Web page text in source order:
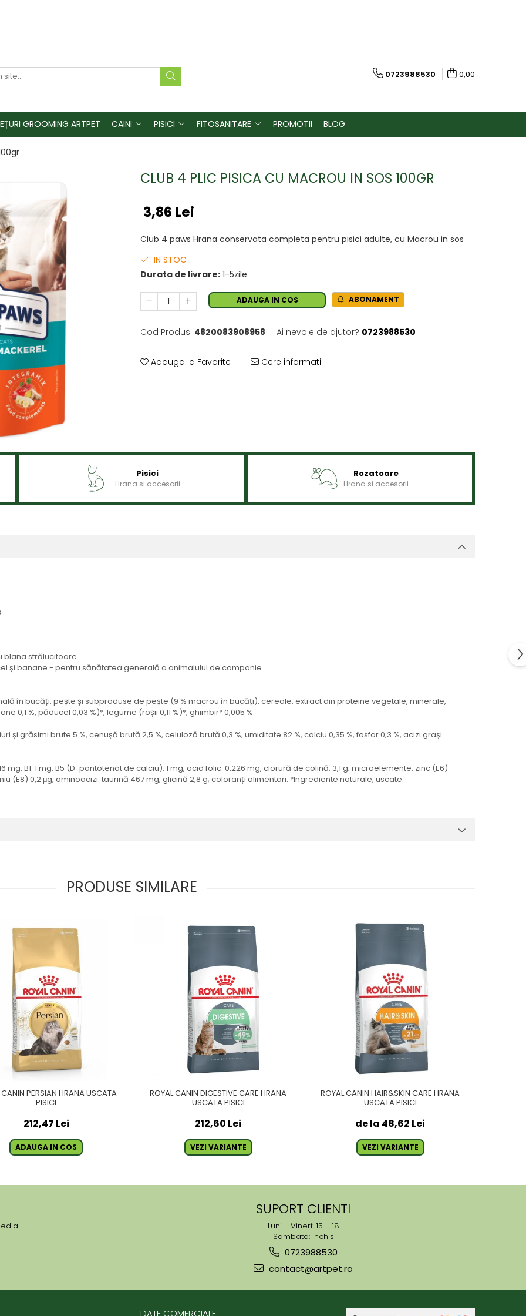
0723988530 0,00
GROOMING ARTPET CAINI PISICI FITOSANITARE PROMOTII BLOG
CLUB 4 PLIC PISICA CU MACROU IN SOS 100GR
3,86 Lei
Club 4 paws Hrana conservata completa pentru pisici adulte, cu Macrou in sos
IN STOC
Durata de livrare: 1-5zile
ADAUGA IN COS ABONAMENT
Cod Produs: 4820083908958 Ai nevoie de ajutor? 0723988530
Adauga la Favorite Cere informatii
Pisici
Hrana si accesorii
Rozatoare
Hrana si accesorii
blana strălucitoare
și banane - pentru sănătatea generală a animalului de companie
în bucăți, pește și subproduse de pește (9 % macrou în bucăți), cereale, extract din proteine vegetale, minerale,
0,1 %, păducel 0,03 %)*, legume (roșii 0,11 %)*, ghimbir* 0,005 %.
și grăsimi brute 5 %, cenușă brută 2,5 %, celuloză brută 0,3 %, umiditate 82 %, calciu 0,35 %, fosfor 0,3 %, acizi grași
mg, B1: 1 mg, B5 (D-pantotenat de calciu): 1 mg, acid folic: 0,226 mg, clorură de colină: 3,1 g; microelemente: zinc (E6)
(E8) 0,2 μg; aminoacizi: taurină 467 mg, glicină 2,8 g; coloranți alimentari. *Ingrediente naturale, uscate.
PRODUSE SIMILARE
PERSIAN HRANA USCATA
PISICI
212,47 Lei
ADAUGA IN COS
ROYAL CANIN DIGESTIVE CARE HRANA
USCATA PISICI
212,60 Lei
VEZI VARIANTE
ROYAL CANIN HAIR&SKIN CARE HRANA
USCATA PISICI
de la 48,62 Lei
VEZI VARIANTE
SUPORT CLIENTI
Luni - Vineri: 15 - 18
Sambata: inchis
0723988530
contact@artpet.ro
DATE COMERCIALE